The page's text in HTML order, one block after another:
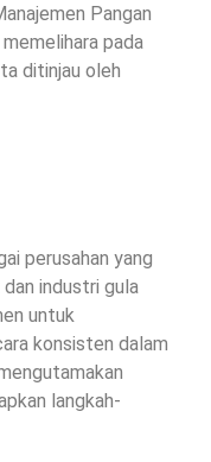
Pangan
pada
ditinjau oleh
perusahan yang
industri gula
untuk
konsisten dalam
langkah-